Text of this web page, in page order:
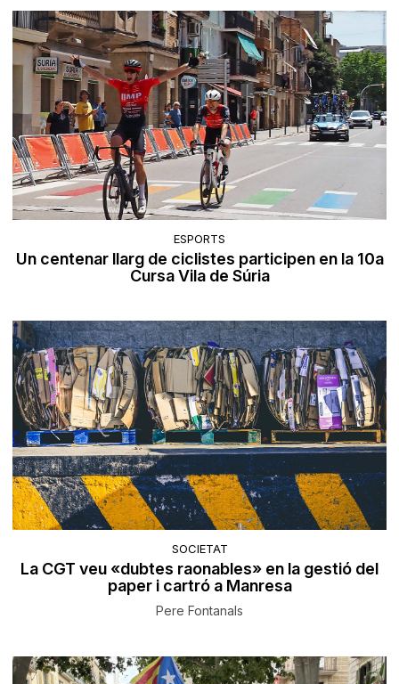
ESPORTS
Un centenar llarg de ciclistes participen en la 10a
Cursa Vila de Súria
SOCIETAT
La CGT veu «dubtes raonables» en la gestió del
paper i cartró a Manresa
Pere Fontanals